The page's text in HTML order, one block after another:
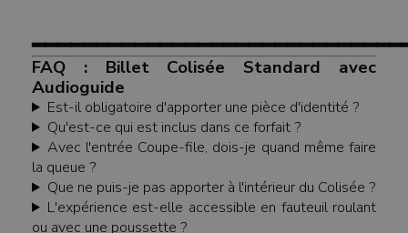
FAQ : Billet Colisée Standard avec
Audioguide
Est-il obligatoire d'apporter une pièce d'identité ?
Qu'est-ce qui est inclus dans ce forfait ?
Avec l'entrée Coupe-file, dois-je quand même faire
la queue ?
Que ne puis-je pas apporter à l'intérieur du Colisée ?
L'expérience est-elle accessible en fauteuil roulant
ou avec une poussette ?